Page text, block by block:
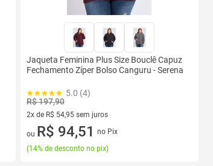
Jaqueta Feminina Plus Size Bouclê Capuz
Fechamento Zíper Bolso Canguru - Serena
5.0 (4)
R$ 197,90
2x de R$ 54,95 sem juros
2 vez de R$ 54,95 sem juros
ou R$ 94,51
no Pix
(14% de desconto no pix)